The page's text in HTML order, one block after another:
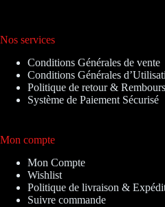
Nos services
Conditions Générales de vente
Conditions Générales
Politique de retour &
Système de Paiement Sécurisé
Mon compte
Mon Compte
Wishlist
Politique de livraison &
Suivre commande